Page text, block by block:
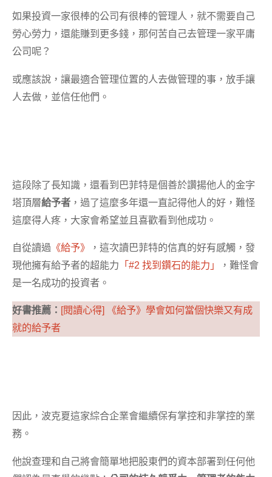
如果投資一家很棒的公司有很棒的管理人，就不需要自己
勞心勞力，還能賺到更多錢，那何苦自己去管理一家平庸
公司呢？
或應該說，讓最適合管理位置的人去做管理的事，放手讓
人去做，並信任他們。
這段除了長知識，還看到巴菲特是個善於讚揚他人的金字
塔頂層給予者 ，過了這麼多年還一直記得他人的好，難怪
這麼得人疼，大家會希望並且喜歡看到他成功。
自從讀過 《給予》
，這次讀巴菲特的信真的好有感觸，發
現他擁有給予者的超能力 「#2 找到鑽石的能力」
，難怪會
是一名成功的投資者。
好書推薦： [閱讀心得] 《給予》學會如何當個快樂又有成
就的給予者
因此，波克夏這家綜合企業會繼續保有掌控和非掌控的業
務。
他說查理和自己將會簡單地把股東們的資本部署到任何他